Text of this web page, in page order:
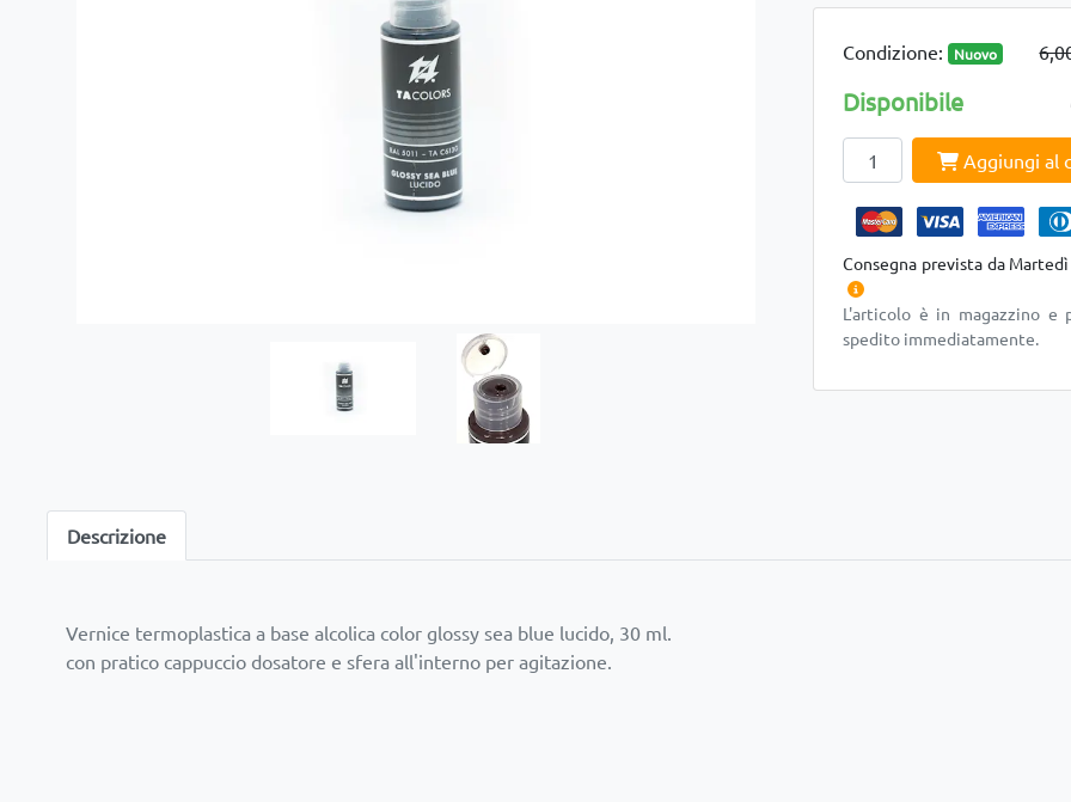
Condizione: Nuovo
Disponibile
Aggiungi al
Consegna prevista da
L'articolo è in magazzino e
spedito immediatamente.
Descrizione
Vernice termoplastica a base alcolica color glossy sea blue lucido, 30 ml.
con pratico cappuccio dosatore e sfera all'interno per agitazione.